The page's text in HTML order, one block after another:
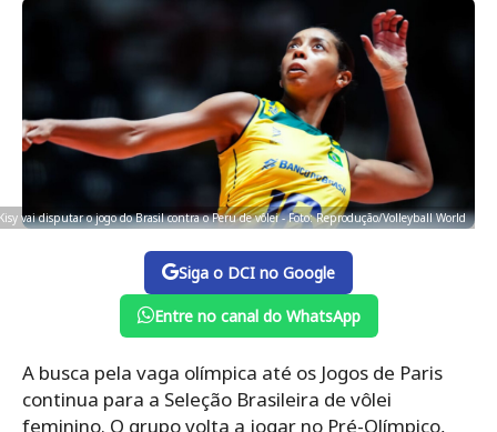
vai disputar o jogo do Brasil contra o Peru de vôlei - Foto: Reprodução/Volleyball World
Siga o DCI no Google
Entre no canal do WhatsApp
A busca pela vaga olímpica até os Jogos de Paris
continua para a Seleção Brasileira de vôlei
feminino. O grupo volta a jogar no Pré-Olímpico,